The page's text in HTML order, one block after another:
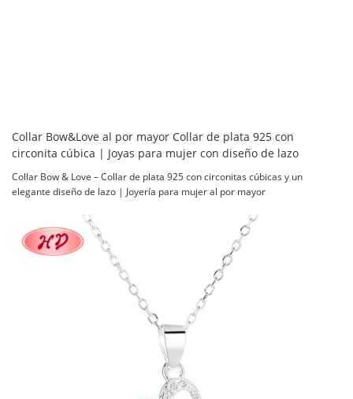
Collar Bow&Love al por mayor Collar de plata 925 con
circonita cúbica | Joyas para mujer con diseño de lazo
Collar Bow & Love – Collar de plata 925 con circonitas cúbicas y un
elegante diseño de lazo | Joyería para mujer al por mayor